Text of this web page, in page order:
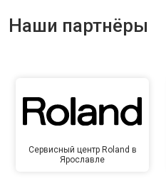
Наши партнёры
Сервисный центр Roland в
Ярославле